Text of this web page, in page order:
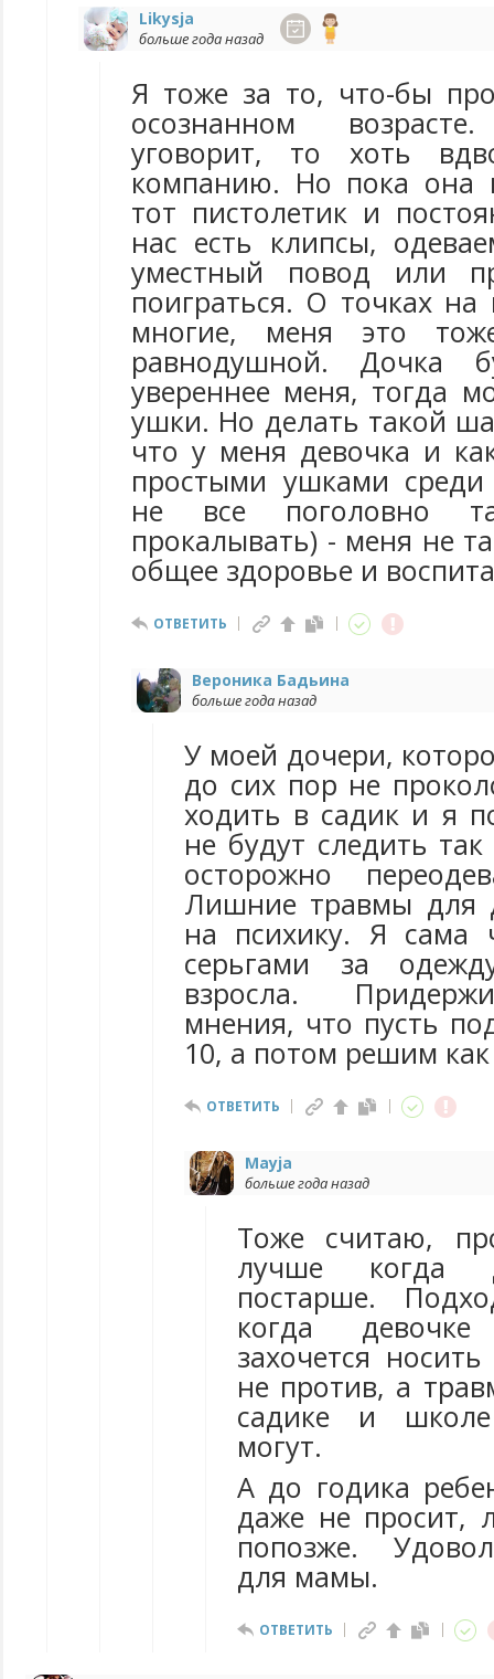
Likysja
больше года назад
Я тоже за то, что-бы
осознанном
уговорит, то хоть
компанию. Но пока она
тот пистолетик и
нас есть клипсы,
уместный повод или
поиграться. О точках
многие, меня это
равнодушной. Дочка
увереннее меня, тогда
ушки. Но делать такой
что у меня девочка и
простыми ушками среди
не все поголовно
прокалывать) - меня не
общее здоровье и
ОТВЕТИТЬ
Вероника Бадьина
больше года назад
У моей дочери,
до сих пор не
ходить в садик и я
не будут следить
осторожно
Лишние травмы для
на психику. Я сама
серьгами за
взросла.
мнения, что пусть
10, а потом решим
ОТВЕТИТЬ
Mayja
больше года назад
Тоже считаю,
лучше когда
постарше.
когда девочке
захочется
не против, а
садике и школе
могут.
А до годика
даже не просит,
попозже.
для мамы.
ОТВЕТИТЬ